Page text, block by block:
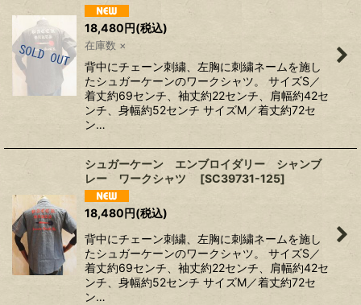
18,480円(税込)
在庫数 ×
背中にチェーン刺繍、左胸に刺繍ネームを施し
たシュガーケーンのワークシャツ。 サイズS／
着丈約69センチ、袖丈約22センチ、肩幅約42セ
ンチ、身幅約52センチ サイズM／着丈約72セ
ン…
シュガーケーン エンブロイダリー シャンブ
レー ワークシャツ
[SC39731-125]
18,480円(税込)
背中にチェーン刺繍、左胸に刺繍ネームを施し
たシュガーケーンのワークシャツ。 サイズS／
着丈約69センチ、袖丈約22センチ、肩幅約42セ
ンチ、身幅約52センチ サイズM／着丈約72セ
ン…